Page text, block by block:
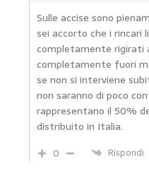
Sulle accise sono
sei accorto che i
completamente rigirati
completamente fuori
se non si interviene
non saranno di poco
rappresentano il 50%
distribuito in Italia.
0
Rispondi